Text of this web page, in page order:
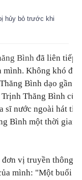
hủy bỏ trước khi
Bình đã liên tiếp
Không khó để
Bình dạo gần
Thăng Bình
sĩ nước ngoài hát
Bình một thời gian
vị truyền thông,
mình: "Một buổi